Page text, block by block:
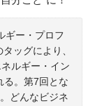
ギー・プロフ
ッグにより、
ルギー・イン
る。第7回とな
どんなビジネ